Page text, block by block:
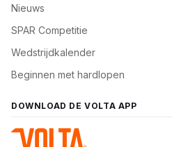
Nieuws
SPAR Competitie
Wedstrijdkalender
Beginnen met hardlopen
DOWNLOAD DE VOLTA APP